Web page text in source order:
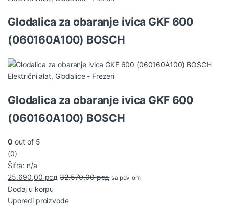
Glodalica za obaranje ivica GKF 600
(060160A100) BOSCH
Električni alat, Glodalice - Frezeri
Glodalica za obaranje ivica GKF 600
(060160A100) BOSCH
0 out of 5
(0)
Šifra: n/a
25.690,00 рсд 32.570,00рсд sa pdv-om
Dodaj u korpu
Uporedi proizvode